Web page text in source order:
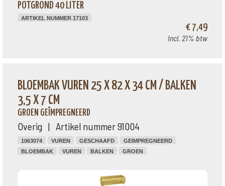
POTGROND 40 LITER
ARTIKEL NUMMER 17103
€ 7,49
Incl. 21% btw
BLOEMBAK VUREN 25 X 82 X 34 CM / BALKEN
3,5 X 7 CM
GROEN GEÏMPREGNEERD
Overig | Artikel nummer 91004
1063074 VUREN GESCHAAFD
GEIMPREGNEERD
BLOEMBAK
VUREN BALKEN GROEN